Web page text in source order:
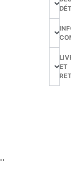
ET